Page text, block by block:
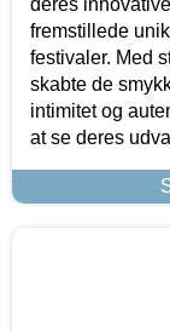
fremstillede
festivaler. Med
skabte de
intimitet og
at se deres